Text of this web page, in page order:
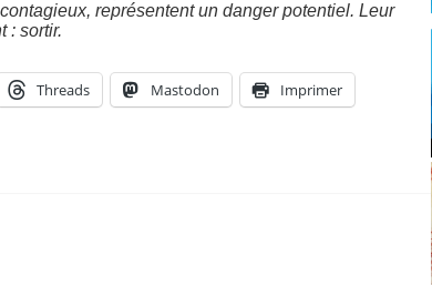
représentent un danger potentiel. Leur
: sortir.
Threads Mastodon Imprimer